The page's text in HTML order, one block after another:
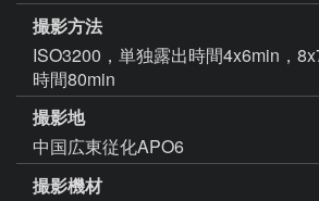
撮影方法
ISO3200，単独露出時間4x6min，
時間80min
撮影地
中国広東従化APO6
撮影機材